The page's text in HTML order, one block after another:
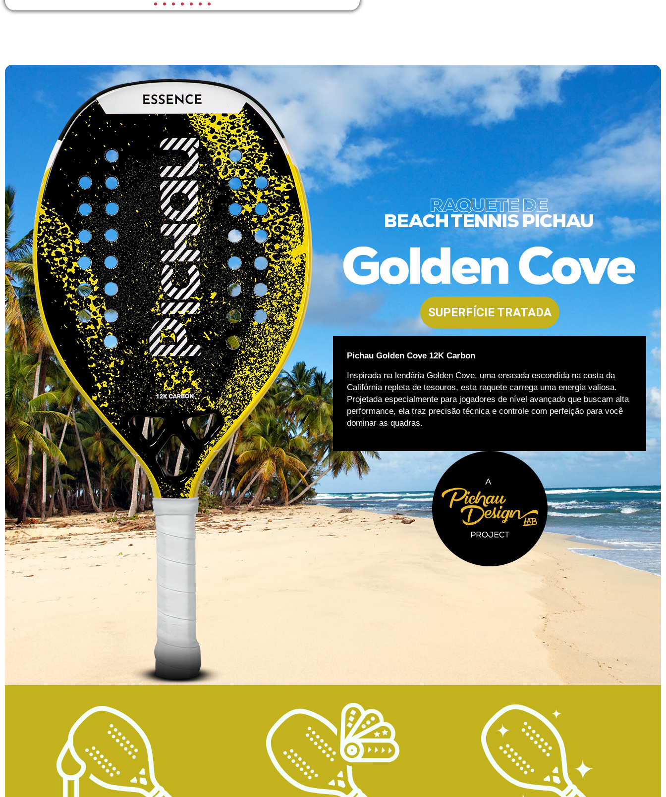
SUPERFÍCIE TRATADA
Pichau Golden Cove 12K Carbon
Inspirada na lendária Golden Cove, uma enseada escondida na costa da
Califórnia repleta de tesouros, esta raquete carrega uma energia valiosa.
Projetada especialmente para jogadores de nível avançado que buscam alta
performance, ela traz precisão técnica e controle com perfeição para você
dominar as quadras.